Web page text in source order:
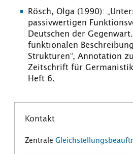
Rösch, Olga (1990):
passivwertigen
Deutschen der
funktionalen
Strukturen“, Annotation
Zeitschrift für
Heft 6.
Kontakt
Zentrale